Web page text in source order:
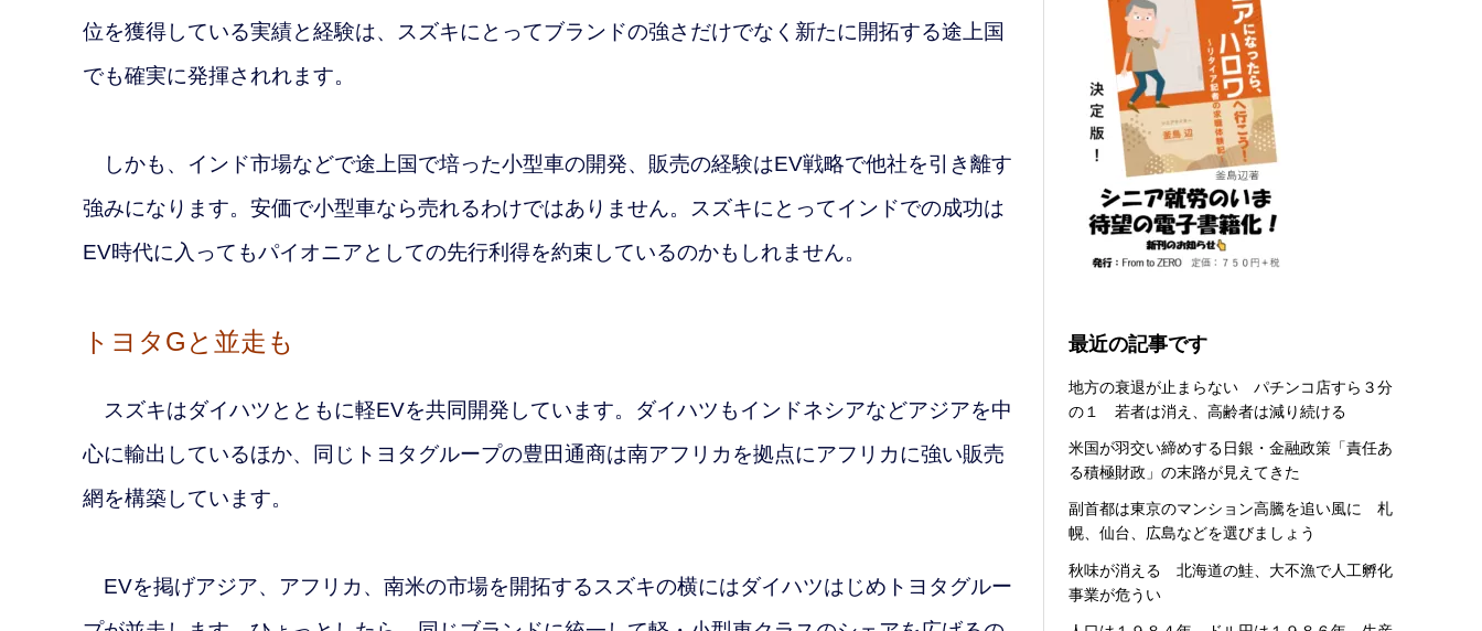
位を獲得している実績と経験は、スズキにとってブランドの強さだけでなく新たに開拓する途上国
でも確実に発揮されれます。
しかも、インド市場などで途上国で培った小型車の開発、販売の経験はEV戦略で他社を引き離す
強みになります。安価で小型車なら売れるわけではありません。スズキにとってインドでの成功は
EV時代に入ってもパイオニアとしての先行利得を約束しているのかもしれません。
トヨタGと並走も
スズキはダイハツとともに軽EVを共同開発しています。ダイハツもインドネシアなどアジアを中
心に輸出しているほか、同じトヨタグループの豊田通商は南アフリカを拠点にアフリカに強い販売
網を構築しています。
EVを掲げアジア、アフリカ、南米の市場を開拓するスズキの横にはダイハツはじめトヨタグルー
最近の記事です
地方の衰退が止まらない パチンコ店すら３分
の１ 若者は消え、高齢者は減り続ける
米国が羽交い締めする日銀・金融政策「責任あ
る積極財政」の末路が見えてきた
副首都は東京のマンション高騰を追い風に 札
幌、仙台、広島などを選びましょう
秋味が消える 北海道の鮭、大不漁で人工孵化
事業が危うい